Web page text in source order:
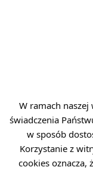
W ramach
świadczenia
w sposób
Korzystanie z
cookies oznacza,